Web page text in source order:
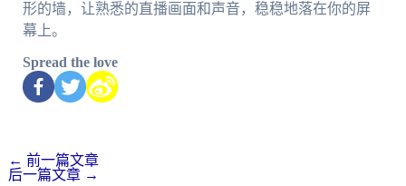
形的墙，让熟悉的直播画面和声音，稳稳地落在你的屏
幕上。
Spread the love
← 前一篇文章
后一篇文章 →